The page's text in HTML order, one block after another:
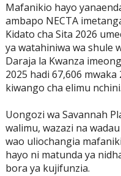
Mafanikio hayo
ambapo NECTA
Kidato cha Sita 2026
ya watahiniwa wa shule
Daraja la Kwanza
2025 hadi 67,606
kiwango cha elimu nchini.
Uongozi wa Savannah
walimu, wazazi na
wao uliochangia
hayo ni matunda ya
bora ya kujifunzia.